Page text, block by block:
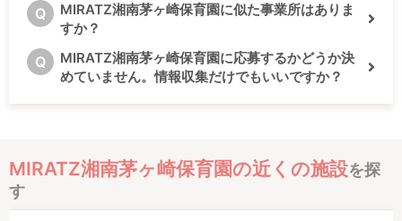
Q
MIRATZ湘南茅ヶ崎保育園に似た事業所はありま
すか？
Q
MIRATZ湘南茅ヶ崎保育園に応募するかどうか決
めていません。情報収集だけでもいいですか？
MIRATZ湘南茅ヶ崎保育園の近くの施設を探
す